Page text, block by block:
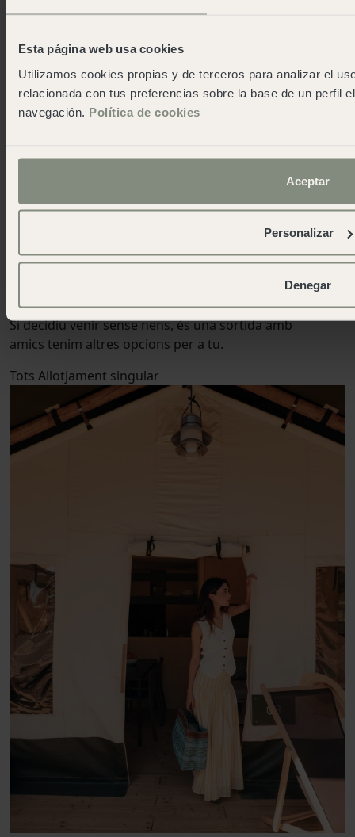
Esta página web usa cookies
Utilizamos cookies propias y de terceros para analizar el
relacionada con tus preferencias sobre la base de un perfil
navegación. Política de cookies
Aceptar
Personalizar
Denegar
Ens agrada tornar amb més
històries que comptes.
Si decidiu venir sense nens, és una sortida amb
amics tenim altres opcions per a tu.
Tots Allotjament singular